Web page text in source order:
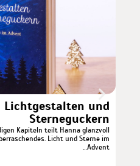
Lichtgestalten und
Sterneguckern
Kapiteln teilt Hanna glanzvoll
Licht und Sterne im
Advent…